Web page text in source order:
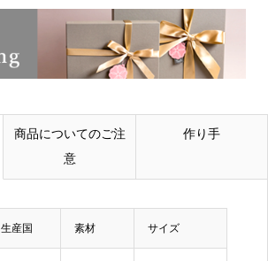
商品についてのご注
意
作り手
生産国 素材 サイズ